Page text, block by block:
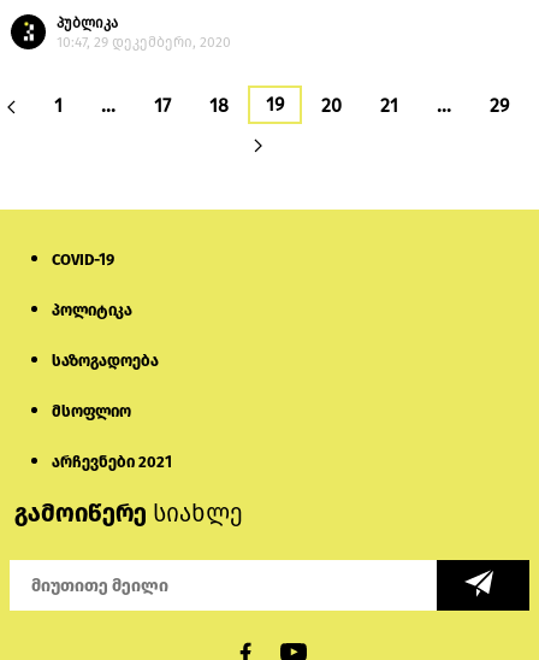
პუბლიკა
10:47, 29 დეკემბერი, 2020
1 … 17 18 19 20 21 … 29
COVID-19
პოლიტიკა
საზოგადოება
მსოფლიო
არჩევნები 2021
გამოიწერე სიახლე